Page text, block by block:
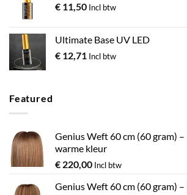
€ 11,50 Incl btw
Ultimate Base UV LED
€ 12,71 Incl btw
Featured
Genius Weft 60 cm (60 gram)
warme kleur
€ 220,00 Incl btw
Genius Weft 60 cm (60 gram)